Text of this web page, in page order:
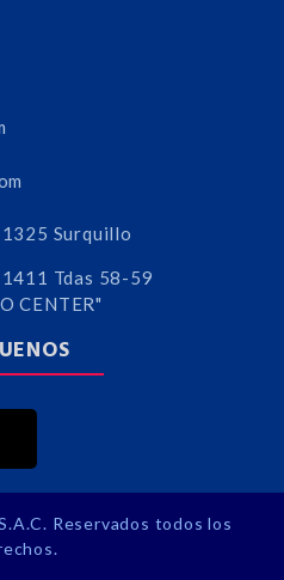
1325 Surquillo
Tdas 58-59
CENTER"
Reservados todos los